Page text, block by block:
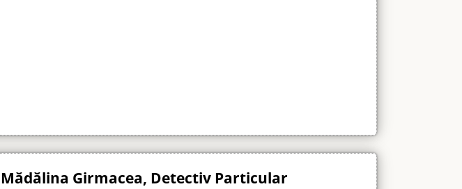
Mădălina Girmacea, Detectiv Particular